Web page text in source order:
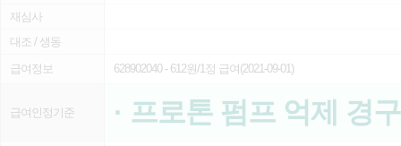
재심사
대조 / 생동
급여정보
628902040- 612원/1정 급여(2021-09-01)
급여인정기준 · 프로톤 펌프 억제 경